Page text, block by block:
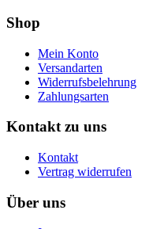
Shop
Mein Konto
Versandarten
Widerrufsbelehrung
Zahlungsarten
Kontakt zu uns
Kontakt
Vertrag widerrufen
Über uns